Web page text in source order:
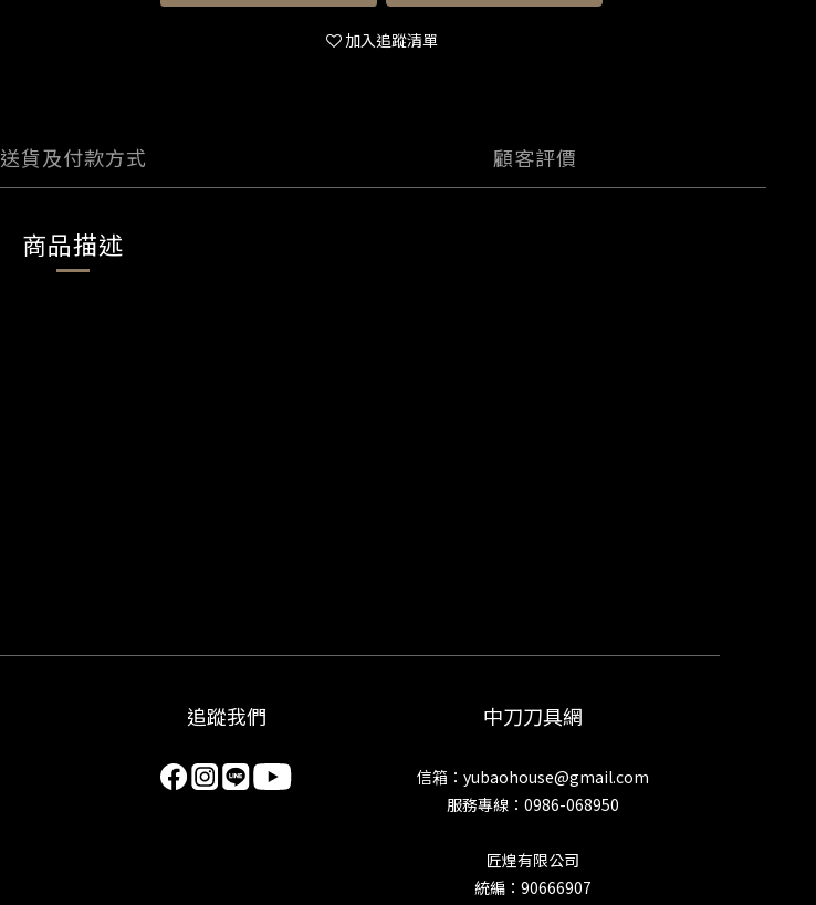
加入追蹤清單
送貨及付款方式 顧客評價
商品描述
追蹤我們 中刀刀具網
信箱：yubaohouse@gmail.com
服務專線：0986-068950
匠煌有限公司
統編：90666907